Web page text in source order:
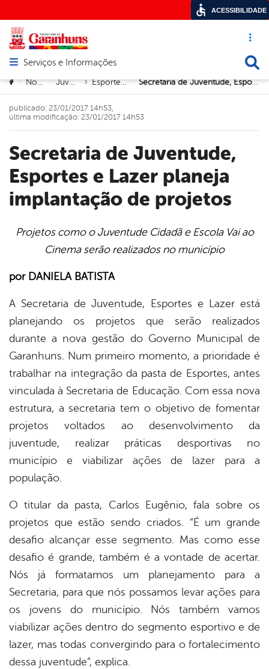
Acesso
Abrir menu principal de navegação
Serviços e Informações
Você está aqui:
> Notícias > Juventude > Esporte e Lazer > Secretaria de Juventude, Esportes e Lazer planeja implantação de projetos
Secretaria de Juventude,
Esportes e Lazer planeja
implantação de projetos
publicado: 23/01/2017 14h53,
última modificação: 23/01/2017 14h53
Projetos como o Juventude Cidadã e Escola Vai ao
Cinema serão realizados no município
por DANIELA BATISTA
A Secretaria de Juventude, Esportes e Lazer está
planejando os projetos que serão realizados
durante a nova gestão do Governo Municipal de
Garanhuns. Num primeiro momento, a prioridade é
trabalhar na integração da pasta de Esportes, antes
vinculada à Secretaria de Educação. Com essa nova
estrutura, a secretaria tem o objetivo de fomentar
projetos voltados ao desenvolvimento da
juventude, realizar práticas desportivas no
município e viabilizar ações de lazer para a
população.
O titular da pasta, Carlos Eugênio, fala sobre os
projetos que estão sendo criados. “É um grande
desafio alcançar esse segmento. Mas como esse
desafio é grande, também é a vontade de acertar.
Nós já formatamos um planejamento para a
Secretaria, para que nós possamos levar ações para
os jovens do município. Nós também vamos
viabilizar ações dentro do segmento esportivo e de
lazer, mas todas convergindo para o fortalecimento
dessa juventude”, explica.
ACESSIBILIDADE